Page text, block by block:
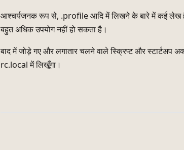
आश्चर्यजनक रूप से, .profile आदि में लिखने के बारे में कई लेख हैं,
बहुत अधिक उपयोग नहीं हो सकता है।
बाद में जोड़े गए और लगातार चलने वाले स्क्रिप्ट और स्टार्टअप
rc.local में लिखूँगा।